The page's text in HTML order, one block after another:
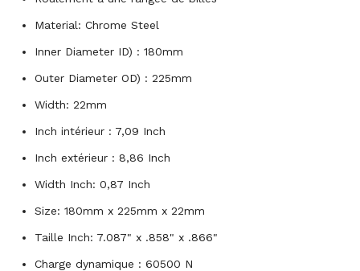
Material: Chrome Steel
Inner Diameter ID) : 180mm
Outer Diameter OD) : 225mm
Width: 22mm
Inch intérieur : 7,09 Inch
Inch extérieur : 8,86 Inch
Width Inch: 0,87 Inch
Size: 180mm x 225mm x 22mm
Taille Inch: 7.087" x .858" x .866"
Charge dynamique : 60500 N